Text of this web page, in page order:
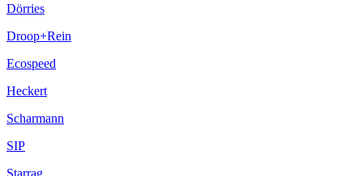
Dörries
Droop+Rein
Ecospeed
Heckert
Scharmann
SIP
Starrag